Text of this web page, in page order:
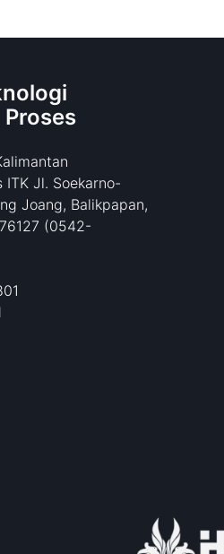
ITK Jl. Soekarno-
Joang, Balikpapan,
(0542-